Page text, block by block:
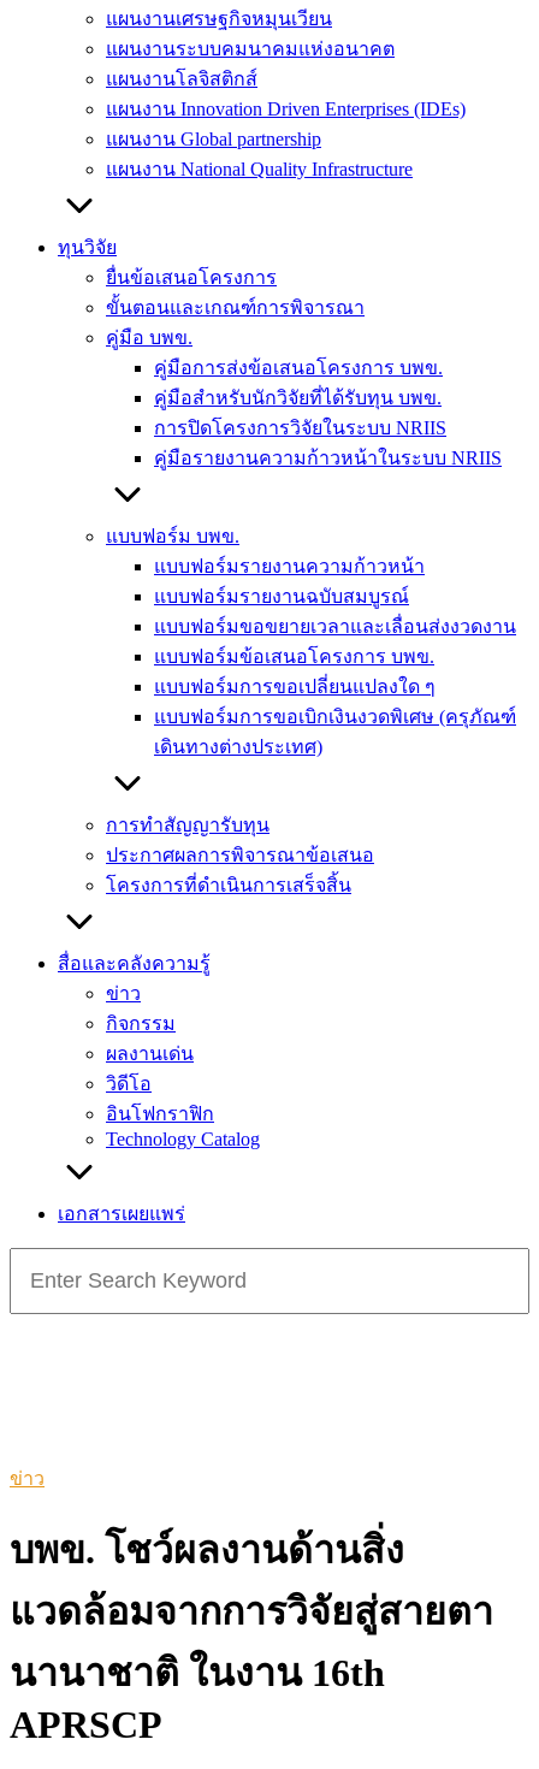
แผนงานเศรษฐกิจหมุนเวียน
แผนงานระบบคมนาคมแห่งอนาคต
แผนงานโลจิสติกส์
แผนงาน Innovation Driven Enterprises (IDEs)
แผนงาน Global partnership
แผนงาน National Quality Infrastructure
ทุนวิจัย
ยื่นข้อเสนอโครงการ
ขั้นตอนและเกณฑ์การพิจารณา
คู่มือ บพข.
คู่มือการส่งข้อเสนอโครงการ บพข.
คู่มือสำหรับนักวิจัยที่ได้รับทุน บพข.
การปิดโครงการวิจัยในระบบ NRIIS
คู่มือรายงานความก้าวหน้าในระบบ NRIIS
แบบฟอร์ม บพข.
แบบฟอร์มรายงานความก้าวหน้า
แบบฟอร์มรายงานฉบับสมบูรณ์
แบบฟอร์มขอขยายเวลาและเลื่อนส่งงวดงาน
แบบฟอร์มข้อเสนอโครงการ บพข.
แบบฟอร์มการขอเปลี่ยนแปลงใด ๆ
แบบฟอร์มการขอเบิกเงินงวดพิเศษ (ครุภัณฑ์
เดินทางต่างประเทศ)
การทำสัญญารับทุน
ประกาศผลการพิจารณาข้อเสนอ
โครงการที่ดำเนินการเสร็จสิ้น
สื่อและคลังความรู้
ข่าว
กิจกรรม
ผลงานเด่น
วิดีโอ
อินโฟกราฟิก
Technology Catalog
เอกสารเผยแพร่
for:
ข่าว
บพข. โชว์ผลงานด้านสิ่ง
แวดล้อมจากการวิจัยสู่สายตา
นานาชาติ ในงาน 16th
APRSCP